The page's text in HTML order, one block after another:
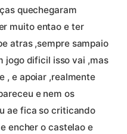
quechegaram
muito entao e ter
atras ,sempre sampaio
jogo dificil isso vai ,mas
, e apoiar ,realmente
e nem os
ae fica so criticando
encher o castelao e